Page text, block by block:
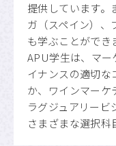
提供しています。
ガ（スペイン）、
も学ぶことができ
APU学生は、マー
イナンスの適切な
か、ワインマーケ
ラグジュアリービ
さまざまな選択科